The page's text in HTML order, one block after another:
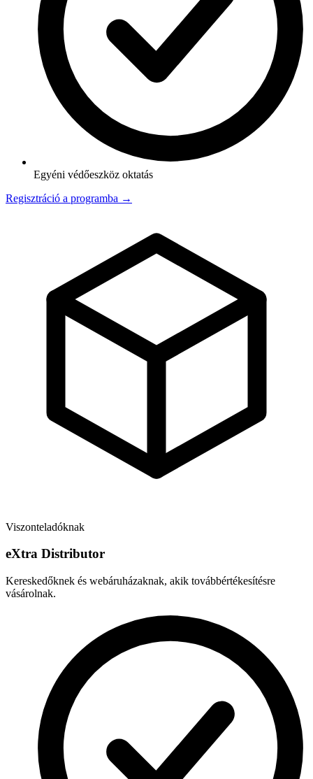
Egyéni védőeszköz oktatás
Regisztráció a programba →
Viszonteladóknak
eXtra Distributor
Kereskedőknek és webáruházaknak, akik továbbértékesítésre
vásárolnak.